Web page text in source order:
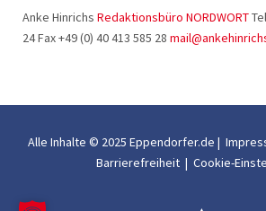
Anke Hinrichs Redaktionsbüro NORDWORT
24 Fax +49 (0) 40 413 585 28
Alle Inhalte © 2025 Eppendorfer.de |
Barrierefreiheit | Cookie-